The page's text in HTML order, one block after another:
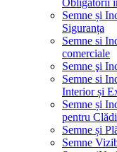
Obligatorii
Semne și
Siguranța
Semne si
comerciale
Semne şi
Semne si
Interior și
Semne și
pentru
Semne și
Semne